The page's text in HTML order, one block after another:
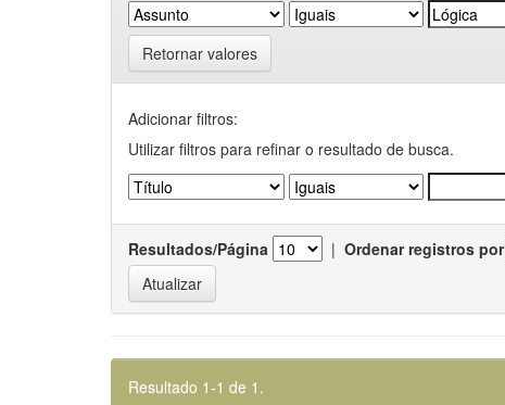
Retornar valores
Adicionar filtros:
Utilizar filtros para refinar o resultado de busca.
Resultados/Página | Ordenar registros por
Resultado 1-1 de 1.